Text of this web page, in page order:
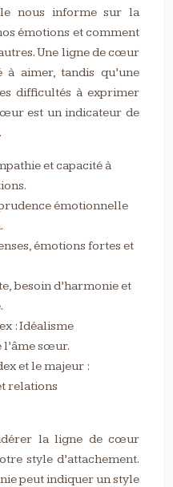
nous informe sur la
émotions et comment
Une ligne de cœur
aimer, tandis qu’une
difficultés à exprimer
est un indicateur de
et capacité à
émotionnelle
émotions fortes et
besoin d’harmonie et
: Idéalisme
l’âme sœur.
et le majeur :
relations
la ligne de cœur
style d’attachement.
peut indiquer un style